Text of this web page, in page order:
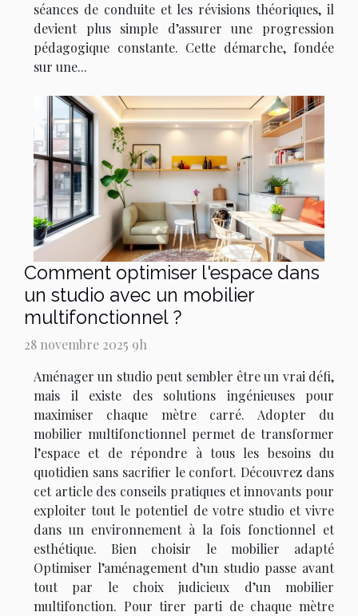
séances de conduite et les révisions théoriques, il
devient plus simple d’assurer une progression
pédagogique constante. Cette démarche, fondée
sur une...
Comment optimiser l'espace dans
un studio avec un mobilier
multifonctionnel ?
28 novembre 2025 9h
Aménager un studio peut sembler être un vrai défi,
mais il existe des solutions ingénieuses pour
maximiser chaque mètre carré. Adopter du
mobilier multifonctionnel permet de transformer
l’espace et de répondre à tous les besoins du
quotidien sans sacrifier le confort. Découvrez dans
cet article des conseils pratiques et innovants pour
exploiter tout le potentiel de votre studio et vivre
dans un environnement à la fois fonctionnel et
esthétique. Bien choisir le mobilier adapté
Optimiser l’aménagement d’un studio passe avant
tout par le choix judicieux d’un mobilier
multifonction. Pour tirer parti de chaque mètre